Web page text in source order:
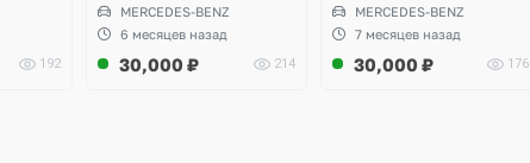
192
MERCEDES-BENZ
6 месяцев назад
30,000 ₽ 214
MERCEDES-BENZ
7 месяцев назад
30,000 ₽ 176